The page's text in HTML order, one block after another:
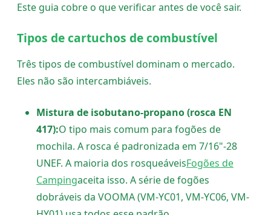
Este guia cobre o que verificar antes de você sair.
Tipos de cartuchos de combustível
Três tipos de combustível dominam o mercado.
Eles não são intercambiáveis.
Mistura de isobutano-propano (rosca EN
417):O tipo mais comum para fogões de
mochila. A rosca é padronizada em 7/16"-28
UNEF. A maioria dos rosqueáveisFogões de
Campingaceita isso. A série de fogões
dobráveis da VOOMA (VM-YC01, VM-YC06, VM-